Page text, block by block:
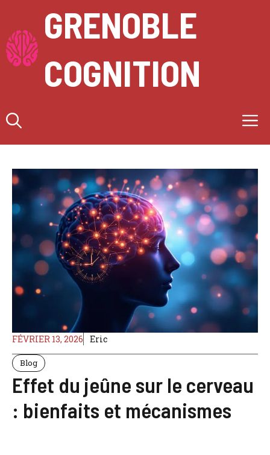
contenu
GRENOBLE
COGNITION
FÉVRIER 13, 2026 Eric
Blog
Effet du jeûne sur le cerveau
: bienfaits et mécanismes